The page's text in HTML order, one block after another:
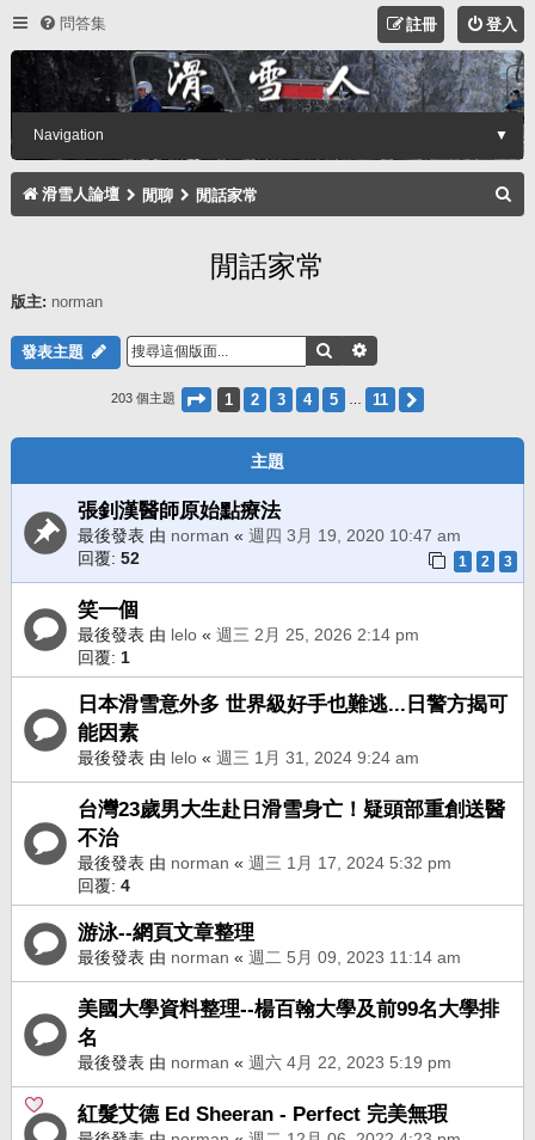
問答集 登入
註冊
Navigation ▼
滑雪人論壇 閒聊 閒話家常
閒話家常
版主: norman
發表主題 搜尋
203 個主題 第1 頁 (共 頁)
1 2 3 4 5 11
主題
張釗漢醫師原始點療法
最後發表 由 norman « 週四 3月 19, 2020 10:47 am
回覆: 52 1 2 3
笑一個
最後發表 由 lelo « 週三 2月 25, 2026 2:14 pm
回覆: 1
日本滑雪意外多 世界級好手也難逃...日警方揭可
能因素
最後發表 由 lelo « 週三 1月 31, 2024 9:24 am
台灣23歲男大生赴日滑雪身亡！疑頭部重創送醫
不治
最後發表 由 norman « 週三 1月 17, 2024 5:32 pm
回覆: 4
游泳--網頁文章整理
最後發表 由 norman « 週二 5月 09, 2023 11:14 am
美國大學資料整理--楊百翰大學及前99名大學排
名
最後發表 由 norman « 週六 4月 22, 2023 5:19 pm
紅髮艾德 Ed Sheeran - Perfect 完美無瑕